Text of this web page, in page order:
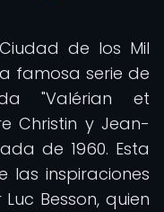
de los Mil
famosa serie de
"Valérian et
Christin y Jean-
de 1960. Esta
las inspiraciones
Besson, quien